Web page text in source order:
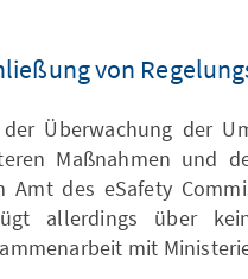
von
Überwachung der
Maßnahmen und
Amt des eSafety
allerdings über
mit